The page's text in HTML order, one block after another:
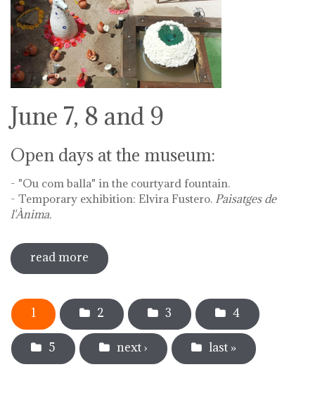
June 7, 8 and 9
Open days at the museum:
- "Ou com balla" in the courtyard fountain.
- Temporary exhibition: Elvira Fustero. Paisatges de
l'Ànima.
read more sobre diada de la flor - l'ou com balla a
la font
Pages
1 2 3 4
5 next › last »